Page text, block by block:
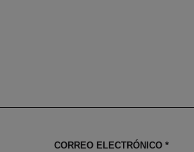
CORREO ELECTRÓNICO*